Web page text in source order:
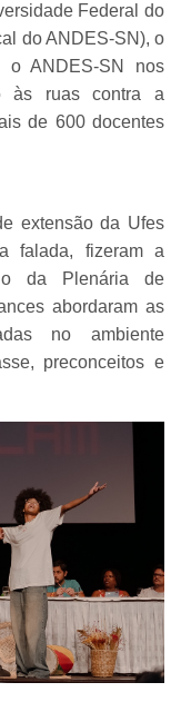
Federal do
do ANDES-SN), o
o ANDES-SN nos
às ruas contra a
de 600 docentes
extensão da Ufes
falada, fizeram a
da Plenária de
abordaram as
no ambiente
preconceitos e